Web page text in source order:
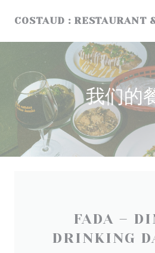
COSTAUD : RESTAURANT
我们的
FADA –
DRINKING